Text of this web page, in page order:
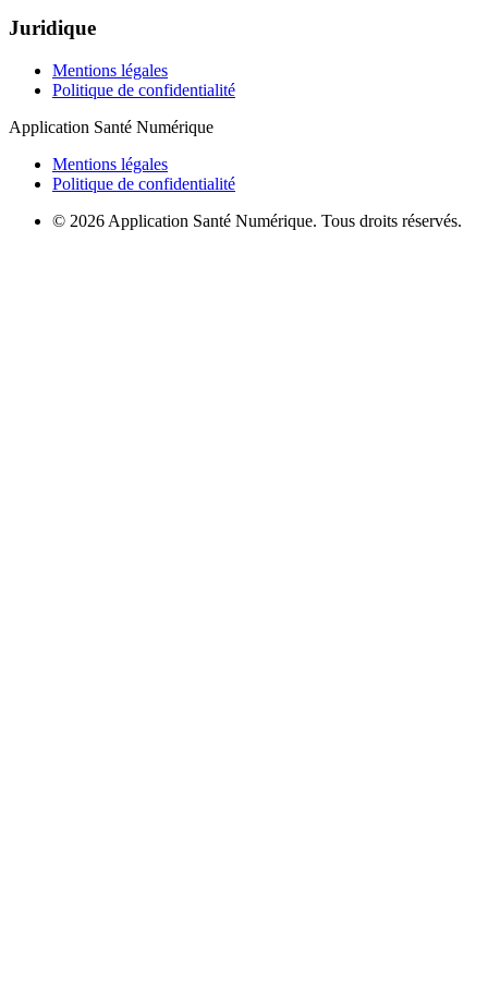
Juridique
Mentions légales
Politique de confidentialité
Application Santé Numérique
Mentions légales
Politique de confidentialité
© 2026 Application Santé Numérique. Tous droits réservés.